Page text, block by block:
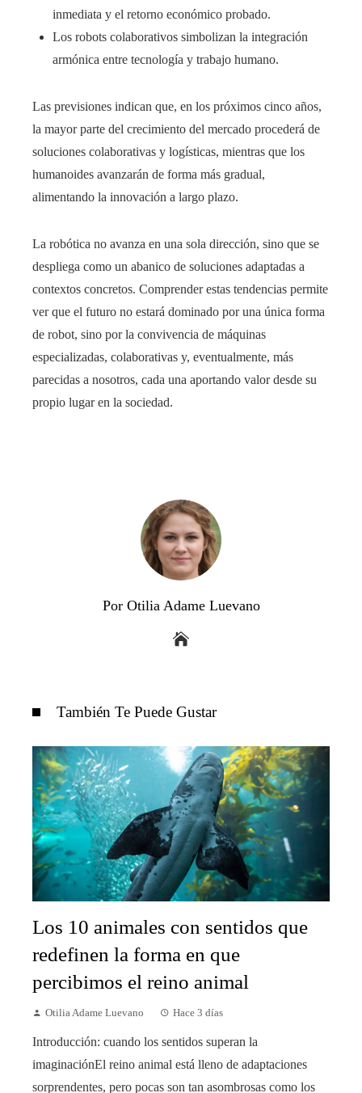
inmediata y el retorno económico probado.
Los robots colaborativos simbolizan la integración
armónica entre tecnología y trabajo humano.
Las previsiones indican que, en los próximos cinco años,
la mayor parte del crecimiento del mercado procederá de
soluciones colaborativas y logísticas, mientras que los
humanoides avanzarán de forma más gradual,
alimentando la innovación a largo plazo.
La robótica no avanza en una sola dirección, sino que se
despliega como un abanico de soluciones adaptadas a
contextos concretos. Comprender estas tendencias permite
ver que el futuro no estará dominado por una única forma
de robot, sino por la convivencia de máquinas
especializadas, colaborativas y, eventualmente, más
parecidas a nosotros, cada una aportando valor desde su
propio lugar en la sociedad.
Por Otilia Adame Luevano
También Te Puede Gustar
Los 10 animales con sentidos que
redefinen la forma en que
percibimos el reino animal
Otilia Adame Luevano Hace 3 días
Introducción: cuando los sentidos superan la
imaginaciónEl reino animal está lleno de adaptaciones
sorprendentes, pero pocas son tan asombrosas como los